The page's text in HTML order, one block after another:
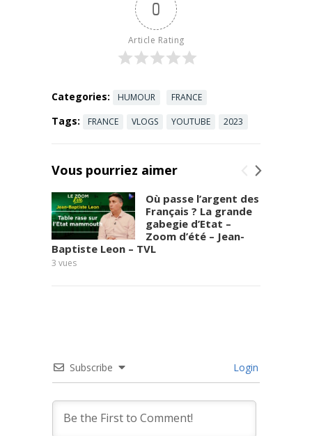
micro de
Nexus, elle
...Read more
0
Article Rating
Categories: HUMOUR FRANCE
Tags: FRANCE VLOGS YOUTUBE 2023
Vous pourriez aimer
Où passe l’argent des
Français ? La grande
gabegie d’Etat –
Zoom d’été – Jean-
Baptiste Leon – TVL
3 vues
Subscribe Login